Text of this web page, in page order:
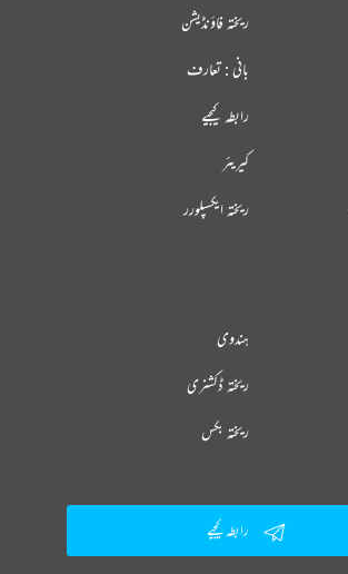
ریختہ فاؤنڈیشن
بانی : تعارف
رابطہ کیجیے
کیریئر
ریختہ ایکسپلورر
ہندوی
ریختہ ڈکشنری
ریختہ بکس
رابطہ کیجیے